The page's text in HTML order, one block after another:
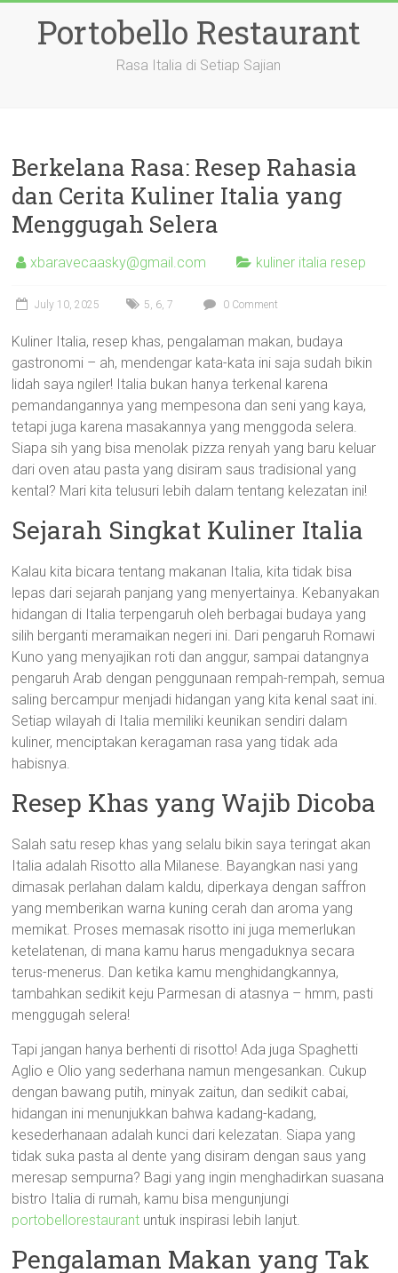
contentPortobello Restaurant
Rasa Italia di Setiap Sajian
Berkelana Rasa: Resep Rahasia
dan Cerita Kuliner Italia yang
Menggugah Selera
xbaravecaasky@gmail.com kuliner italia resep
July 10, 2025 5, 6,7 0 Comment
Kuliner Italia, resep khas, pengalaman makan, budaya
gastronomi – ah, mendengar kata-kata ini saja sudah bikin
lidah saya ngiler! Italia bukan hanya terkenal karena
pemandangannya yang mempesona dan seni yang kaya,
tetapi juga karena masakannya yang menggoda selera.
Siapa sih yang bisa menolak pizza renyah yang baru keluar
dari oven atau pasta yang disiram saus tradisional yang
kental? Mari kita telusuri lebih dalam tentang kelezatan ini!
Sejarah Singkat Kuliner Italia
Kalau kita bicara tentang makanan Italia, kita tidak bisa
lepas dari sejarah panjang yang menyertainya. Kebanyakan
hidangan di Italia terpengaruh oleh berbagai budaya yang
silih berganti meramaikan negeri ini. Dari pengaruh Romawi
Kuno yang menyajikan roti dan anggur, sampai datangnya
pengaruh Arab dengan penggunaan rempah-rempah, semua
saling bercampur menjadi hidangan yang kita kenal saat ini.
Setiap wilayah di Italia memiliki keunikan sendiri dalam
kuliner, menciptakan keragaman rasa yang tidak ada
habisnya.
Resep Khas yang Wajib Dicoba
Salah satu resep khas yang selalu bikin saya teringat akan
Italia adalah Risotto alla Milanese. Bayangkan nasi yang
dimasak perlahan dalam kaldu, diperkaya dengan saffron
yang memberikan warna kuning cerah dan aroma yang
memikat. Proses memasak risotto ini juga memerlukan
ketelatenan, di mana kamu harus mengaduknya secara
terus-menerus. Dan ketika kamu menghidangkannya,
tambahkan sedikit keju Parmesan di atasnya – hmm, pasti
menggugah selera!
Tapi jangan hanya berhenti di risotto! Ada juga Spaghetti
Aglio e Olio yang sederhana namun mengesankan. Cukup
dengan bawang putih, minyak zaitun, dan sedikit cabai,
hidangan ini menunjukkan bahwa kadang-kadang,
kesederhanaan adalah kunci dari kelezatan. Siapa yang
tidak suka pasta al dente yang disiram dengan saus yang
meresap sempurna? Bagi yang ingin menghadirkan suasana
bistro Italia di rumah, kamu bisa mengunjungi
portobellorestaurant untuk inspirasi lebih lanjut.
Pengalaman Makan yang Tak